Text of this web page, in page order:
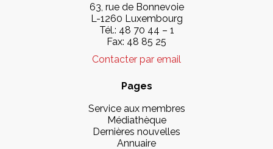
63, rue de Bonnevoie
L-1260 Luxembourg
Tél.: 48 70 44 – 1
Fax: 48 85 25
Contacter par email
Pages
Service aux membres
Médiathèque
Dernières nouvelles
Annuaire